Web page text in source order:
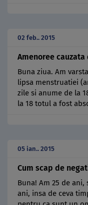
02 feb.. 2015
Amenoree
Buna ziua. Am
lipsa menstruatiei
zile si anume de la
la 18 totul a fost
05 ian.. 2015
Cum scap de
Buna! Am 25 de
ani, insa de ceva